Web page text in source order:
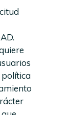
política